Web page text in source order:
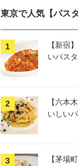
東京で人気【パス
【新宿
いパス
【六本
いしい
【茅場